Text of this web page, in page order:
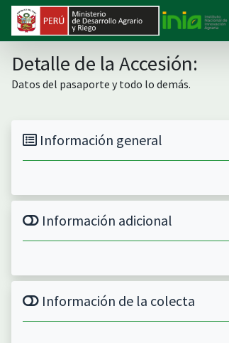
Detalle de la Accesión:
Datos del pasaporte y todo lo demás.
Información general
Información adicional
Información de la colecta